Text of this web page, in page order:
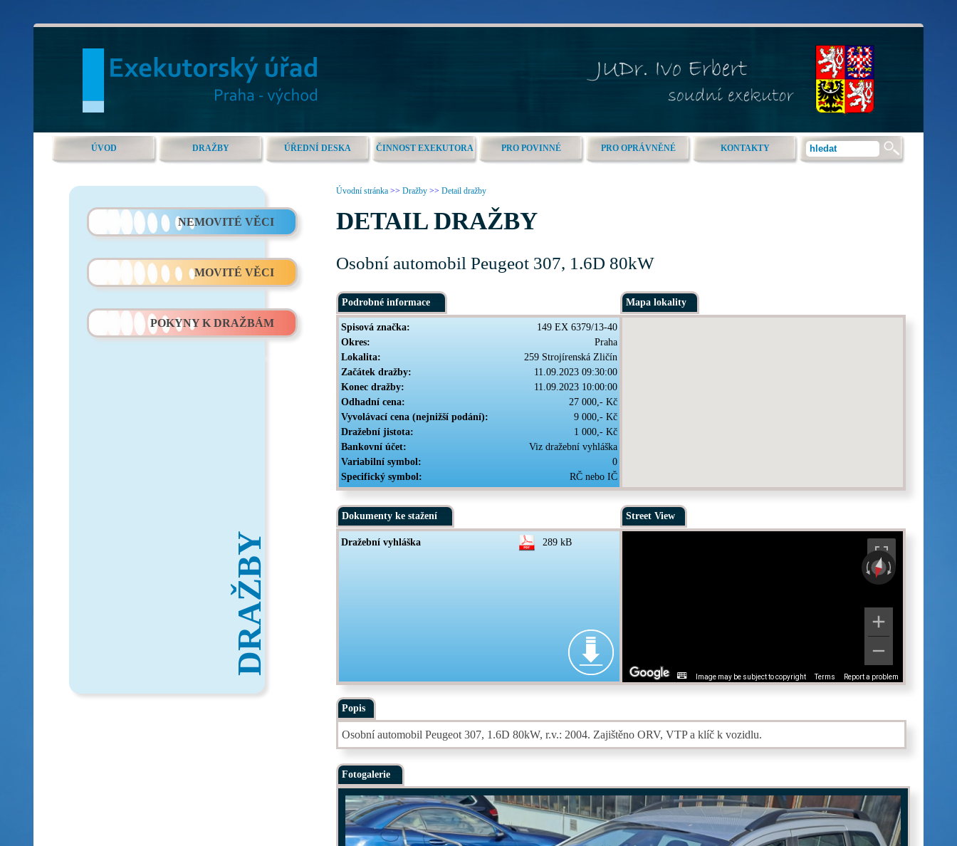
ÚVOD DRAŽBY ÚŘEDNÍ DESKA ČINNOST EXEKUTORA PRO POVINNÉ PRO OPRÁVNĚNÉ KONTAKTY
NEMOVITÉ VĚCI
MOVITÉ VĚCI
POKYNY K DRAŽBÁM
DRAŽBY
Úvodní stránka >> Dražby >> Detail dražby
DETAIL DRAŽBY
Osobní automobil Peugeot 307, 1.6D 80kW
Podrobné informace Mapa lokality
Spisová značka:
149 EX 6379/13-40
Okres:
Praha
Lokalita:
259 Strojírenská Zličín
Začátek dražby:
11.09.2023 09:30:00
Konec dražby:
11.09.2023 10:00:00
Odhadní cena:
27 000,- Kč
Vyvolávací cena (nejnižší podání):
9 000,- Kč
Dražební jistota:
1 000,- Kč
Bankovní účet:
Viz dražební vyhláška
Variabilní symbol:
0
Specifický symbol:
RČ nebo IČ
Dokumenty ke stažení Street View
Dražební vyhláška 289 kB
Image may be subject to copyright Terms Report a problem
Popis
Osobní automobil Peugeot 307, 1.6D 80kW, r.v.: 2004. Zajištěno ORV, VTP a klíč k vozidlu.
Fotogalerie